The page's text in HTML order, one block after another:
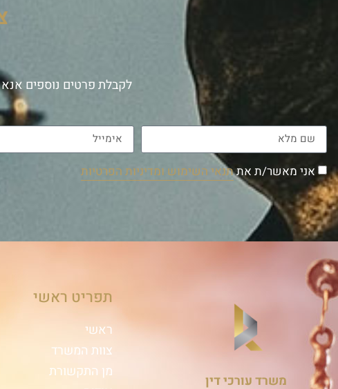
לקבלת פרטים נוספים אנא
אני מאשר/ת אתתנאי השימוש ומדיניות הפרטיות
משרד עורכי דין
תפריט ראשי
ראשי
צוות המשרד
מן התקשורת